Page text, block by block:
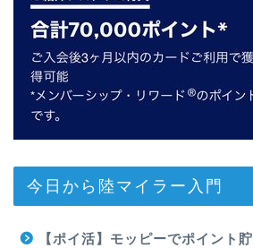
今日から陸マイラー入門
【ポイ活】モッピーでポイント